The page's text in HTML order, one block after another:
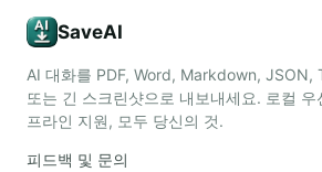
SaveAI
AI 대화를 PDF, Word, Markdown, JSON,
또는 긴 스크린샷으로 내보내세요. 로컬 우
프라인 지원, 모두 당신의 것.
피드백 및 문의